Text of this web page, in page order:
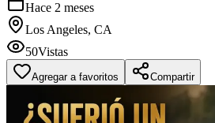
Hace 2 meses
Los Angeles, CA
50Vistas
Agregar a favoritos Compartir